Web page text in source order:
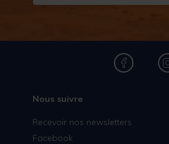
Nous suivre
Recevoir nos newsletters
Facebook